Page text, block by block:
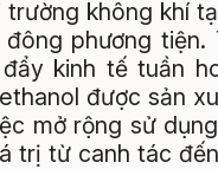
trường không khí
phương tiện.
kinh tế tuần
được sản
mở rộng sử
trị từ canh tác